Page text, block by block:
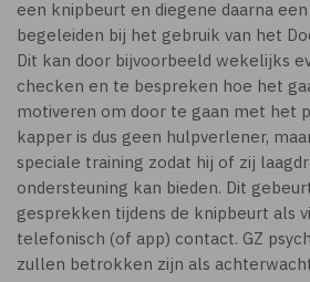
een knipbeurt en diegene daarna
begeleiden bij het gebruik van het
Dit kan door bijvoorbeeld wekelijks
checken en te bespreken hoe het
motiveren om door te gaan met het
kapper is dus geen hulpverlener,
speciale training zodat hij of zij
ondersteuning kan bieden. Dit
gesprekken tijdens de knipbeurt als
telefonisch (of app) contact. GZ
zullen betrokken zijn als